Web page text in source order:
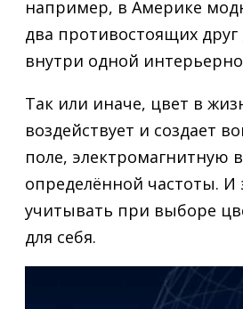
например, в Америке
два противостоящих друг
внутри одной
Так или иначе, цвет в
воздействует и создает
поле, электромагнитную
определённой частоты. И
учитывать при выборе
для себя.